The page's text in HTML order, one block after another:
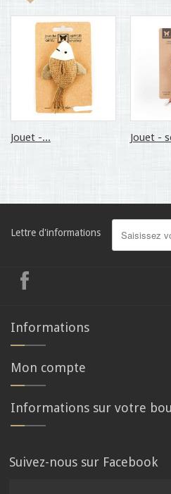
Jouet -... Jouet -
Lettre d'informations
Informations
Mon compte
Informations sur votre
Suivez-nous sur Facebook